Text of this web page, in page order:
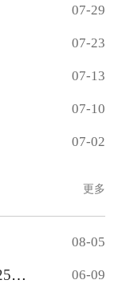
07-29
07-23
07-13
07-10
07-02
更多
08-05
南开大学环境科学与工程学院2025级本科生分... 06-09